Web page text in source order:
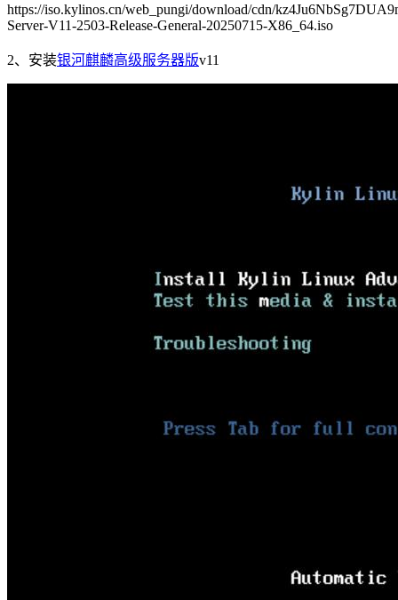
https://iso.kylinos.cn/web_pungi/download/cdn/
Server-V11-2503-Release-General-20250715-X86_64.iso
2、安装银河麒麟高级服务器版v11